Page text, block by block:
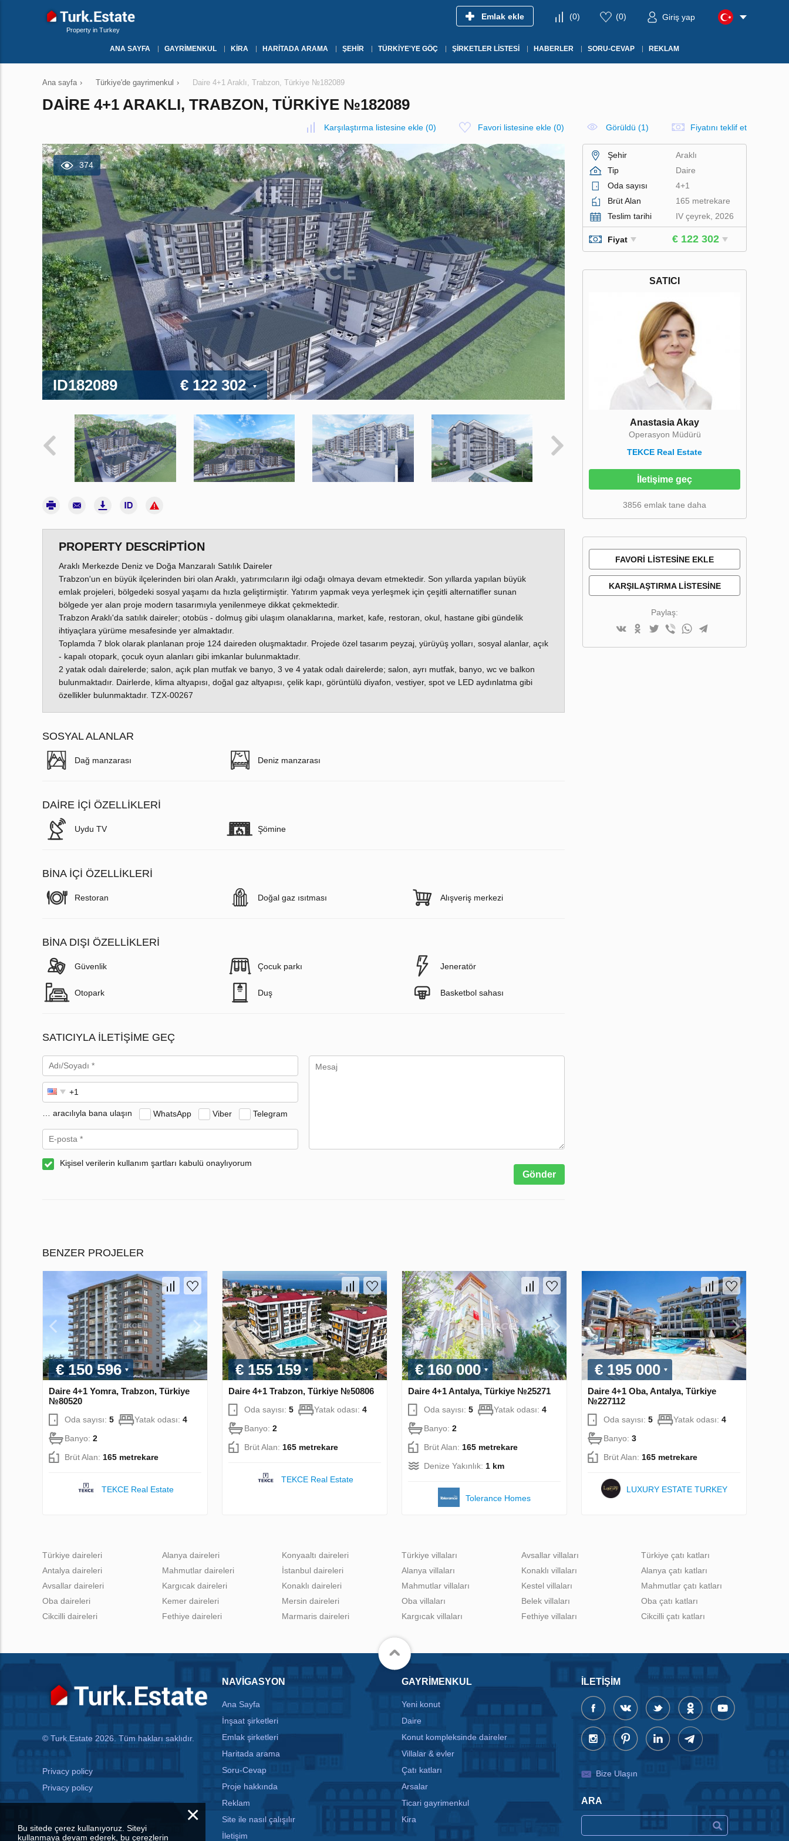
Property in Turkey
Emlak ekle (0) (0) Giriş yap
ANA SAYFA GAYRIMENKUL KIRA HARITADA ARAMA ŞEHIR TÜRKIYE'YE GÖÇ ŞIRKETLER LISTESI HABERLER SORU-CEVAP REKLAM
Ana sayfa › Türkiye'de gayrimenkul › Daire 4+1 Araklı, Trabzon, Türkiye №182089
DAIRE 4+1 ARAKLI, TRABZON, TÜRKIYE №182089
Karşılaştırma listesine ekle (0) Favori listesine ekle (0) Görüldü (1) Fiyatını teklif et
374
ID182089 € 122 302
PROPERTY DESCRIPTION
Araklı Merkezde Deniz ve Doğa Manzaralı Satılık Daireler
Trabzon'un en büyük ilçelerinden biri olan Araklı, yatırımcıların ilgi odağı olmaya devam etmektedir. Son yıllarda yapılan büyük
emlak projeleri, bölgedeki sosyal yaşamı da hızla geliştirmiştir. Yatırım yapmak veya yerleşmek için çeşitli alternatifler sunan
bölgede yer alan proje modern tasarımıyla yenilenmeye dikkat çekmektedir.
Trabzon Araklı'da satılık daireler; otobüs - dolmuş gibi ulaşım olanaklarına, market, kafe, restoran, okul, hastane gibi gündelik
ihtiyaçlara yürüme mesafesinde yer almaktadır.
Toplamda 7 blok olarak planlanan proje 124 daireden oluşmaktadır. Projede özel tasarım peyzaj, yürüyüş yolları, sosyal alanlar, açık
- kapalı otopark, çocuk oyun alanları gibi imkanlar bulunmaktadır.
2 yatak odalı dairelerde; salon, açık plan mutfak ve banyo, 3 ve 4 yatak odalı dairelerde; salon, ayrı mutfak, banyo, wc ve balkon
bulunmaktadır. Dairlerde, klima altyapısı, doğal gaz altyapısı, çelik kapı, görüntülü diyafon, vestiyer, spot ve LED aydınlatma gibi
özellikler bulunmaktadır. TZX-00267
SOSYAL ALANLAR
Dağ manzarası Deniz manzarası
DAIRE IÇI ÖZELLIKLERI
Uydu TV Şömine
BINA İÇI ÖZELLIKLERI
Restoran Doğal gaz ısıtması Alışveriş merkezi
BINA DIŞI ÖZELLIKLERI
Güvenlik Çocuk parkı Jeneratör
Otopark Duş Basketbol sahası
SATICIYLA ILETIŞIME GEÇ
… aracılıyla bana ulaşın WhatsApp Viber Telegram
Kişisel verilerin kullanım şartları kabulü onaylıyorum
Gönder
Şehir
Araklı
Tip
Daire
Oda sayısı
4+1
Brüt Alan
165 metrekare
Teslim tarihi
IV çeyrek, 2026
Fiyat € 122 302
SATICI
Anastasia Akay
Operasyon Müdürü
TEKCE Real Estate
İletişime geç
3856 emlak tane daha
FAVORI LISTESINE EKLE
KARŞILAŞTIRMA LISTESINE
Paylaş:
BENZER PROJELER
€ 150 596
Daire 4+1 Yomra, Trabzon, Türkiye
№80520
Oda sayısı: 5 Yatak odası: 4
Banyo: 2
Brüt Alan: 165 metrekare
TEKCE Real Estate
€ 155 159
Daire 4+1 Trabzon, Türkiye №50806
Oda sayısı: 5 Yatak odası: 4
Banyo: 2
Brüt Alan: 165 metrekare
TEKCE Real Estate
€ 160 000
Daire 4+1 Antalya, Türkiye №25271
Oda sayısı: 5 Yatak odası: 4
Banyo: 2
Brüt Alan: 165 metrekare
Denize Yakınlık: 1 km
Tolerance Homes
€ 195 000
Daire 4+1 Oba, Antalya, Türkiye
№227112
Oda sayısı: 5 Yatak odası: 4
Banyo: 3
Brüt Alan: 165 metrekare
LUXURY ESTATE TURKEY
Türkiye daireleri
Antalya daireleri
Avsallar daireleri
Oba daireleri
Cikcilli daireleri
Alanya daireleri
Mahmutlar daireleri
Kargıcak daireleri
Kemer daireleri
Fethiye daireleri
Konyaaltı daireleri
İstanbul daireleri
Konaklı daireleri
Mersin daireleri
Marmaris daireleri
Türkiye villaları
Alanya villaları
Mahmutlar villaları
Oba villaları
Kargıcak villaları
Avsallar villaları
Konaklı villaları
Kestel villaları
Belek villaları
Fethiye villaları
Türkiye çatı katları
Alanya çatı katları
Mahmutlar çatı katları
Oba çatı katları
Cikcilli çatı katları
© Turk.Estate 2026. Tüm hakları saklıdır.
Privacy policy
Privacy policy
NAVIGASYON
Ana Sayfa
İnşaat şirketleri
Emlak şirketleri
Haritada arama
Soru-Cevap
Proje hakkında
Reklam
Site ile nasıl çalışılır
İletişim
GAYRIMENKUL
Yeni konut
Daire
Konut kompleksinde daireler
Villalar & evler
Çatı katları
Arsalar
Ticari gayrimenkul
Kira
İLETIŞIM
Bize Ulaşın
ARA
×
Bu sitede çerez kullanıyoruz. Siteyi
kullanmaya devam ederek, bu çerezlerin